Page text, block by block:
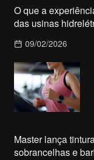
O que a
das usinas
09/02/2026
Master lança
sobrancelhas e